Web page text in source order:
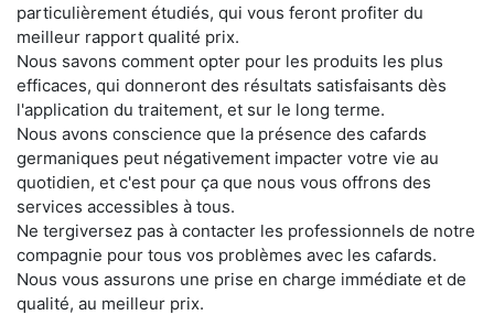
particulièrement étudiés, qui vous feront profiter du
meilleur rapport qualité prix.
Nous savons comment opter pour les produits les plus
efficaces, qui donneront des résultats satisfaisants dès
l'application du traitement, et sur le long terme.
Nous avons conscience que la présence des cafards
germaniques peut négativement impacter votre vie au
quotidien, et c'est pour ça que nous vous offrons des
services accessibles à tous.
Ne tergiversez pas à contacter les professionnels de notre
compagnie pour tous vos problèmes avec les cafards.
Nous vous assurons une prise en charge immédiate et de
qualité, au meilleur prix.